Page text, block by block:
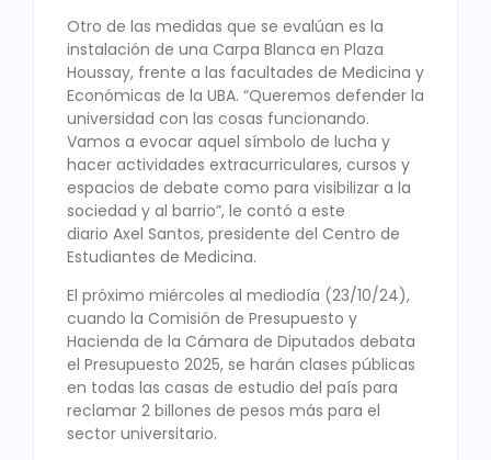
Otro de las medidas que se evalúan es la
instalación de una Carpa Blanca en Plaza
Houssay, frente a las facultades de Medicina y
Económicas de la UBA. “Queremos defender la
universidad con las cosas funcionando.
Vamos a evocar aquel símbolo de lucha y
hacer actividades extracurriculares, cursos y
espacios de debate como para visibilizar a la
sociedad y al barrio”, le contó a este
diario Axel Santos, presidente del Centro de
Estudiantes de Medicina.
El próximo miércoles al mediodía (23/10/24),
cuando la Comisión de Presupuesto y
Hacienda de la Cámara de Diputados debata
el Presupuesto 2025, se harán clases públicas
en todas las casas de estudio del país para
reclamar 2 billones de pesos más para el
sector universitario.